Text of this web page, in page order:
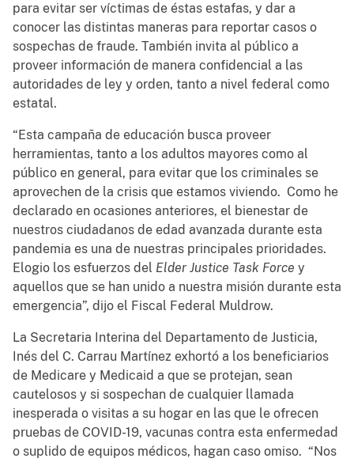
para evitar ser víctimas de éstas estafas, y dar a
conocer las distintas maneras para reportar casos o
sospechas de fraude. También invita al público a
proveer información de manera confidencial a las
autoridades de ley y orden, tanto a nivel federal como
estatal.
“Esta campaña de educación busca proveer
herramientas, tanto a los adultos mayores como al
público en general, para evitar que los criminales se
aprovechen de la crisis que estamos viviendo. Como he
declarado en ocasiones anteriores, el bienestar de
nuestros ciudadanos de edad avanzada durante esta
pandemia es una de nuestras principales prioridades.
Elogio los esfuerzos del Elder Justice Task Force y
aquellos que se han unido a nuestra misión durante esta
emergencia”, dijo el Fiscal Federal Muldrow.
La Secretaria Interina del Departamento de Justicia,
Inés del C. Carrau Martínez exhortó a los beneficiarios
de Medicare y Medicaid a que se protejan, sean
cautelosos y si sospechan de cualquier llamada
inesperada o visitas a su hogar en las que le ofrecen
pruebas de COVID-19, vacunas contra esta enfermedad
o suplido de equipos médicos, hagan caso omiso. “Nos